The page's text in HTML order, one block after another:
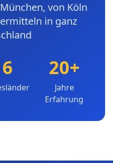
von Köln
in ganz
20+
Jahre
Erfahrung